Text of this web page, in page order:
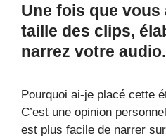
Une fois que vous
taille des clips,
narrez votre audio.
Pourquoi ai-je placé cette
C’est une opinion
est plus facile de narrer